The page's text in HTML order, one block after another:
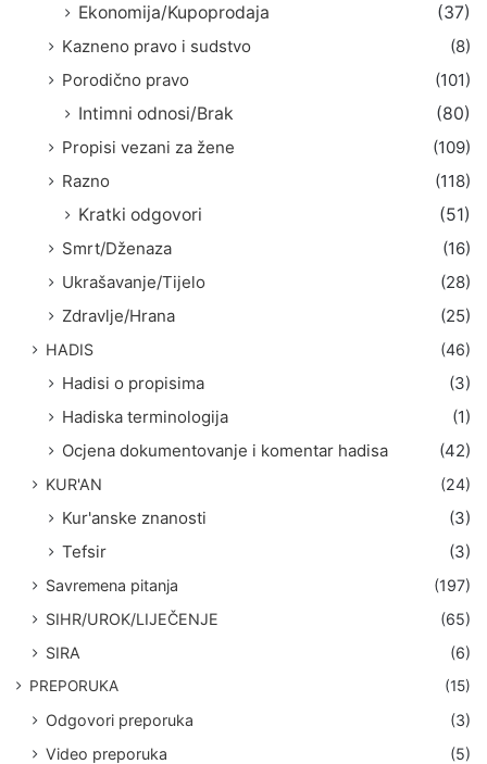
Ekonomija/Kupoprodaja
(37)
Kazneno pravo i sudstvo
(8)
Porodično pravo
(101)
Intimni odnosi/Brak
(80)
Propisi vezani za žene
(109)
Razno
(118)
Kratki odgovori
(51)
Smrt/Dženaza
(16)
Ukrašavanje/Tijelo
(28)
Zdravlje/Hrana
(25)
HADIS (46)
Hadisi o propisima
(3)
Hadiska terminologija
(1)
Ocjena dokumentovanje i komentar hadisa
(42)
KUR'AN (24)
Kur'anske znanosti
(3)
Tefsir
(3)
Savremena pitanja
(197)
SIHR/UROK/LIJEČENJE
(65)
SIRA
(6)
PREPORUKA (15)
Odgovori preporuka
(3)
Video preporuka
(5)